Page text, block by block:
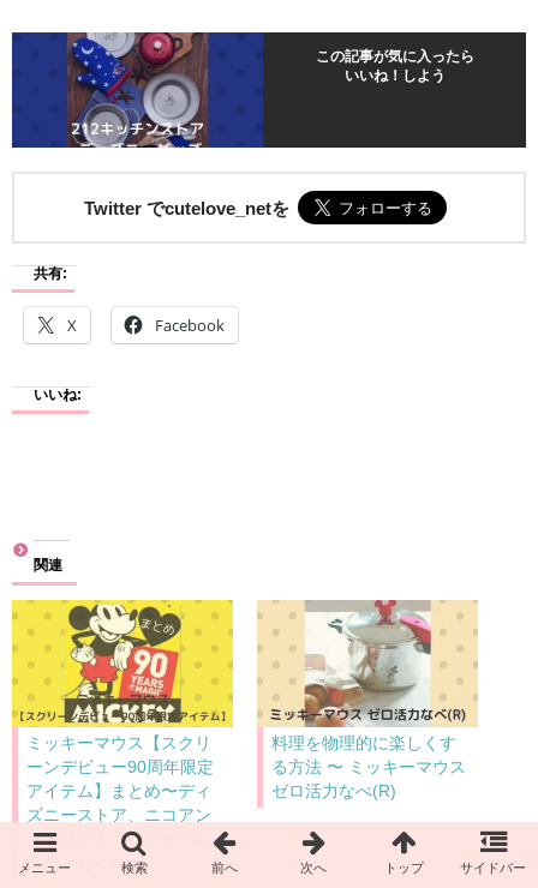
この記事が気に入ったら
いいね！しよう
Twitter でcutelove_netを
共有:
X Facebook
いいね:
関連
ミッキーマウス【スクリ
ーンデビュー90周年限定
アイテム】まとめ〜ディ
ズニーストア、ニコアン
ド、ロフト、ラフォーレ
原宿、セイコー
料理を物理的に楽しくす
る方法 〜 ミッキーマウス
ゼロ活力なべ(R)